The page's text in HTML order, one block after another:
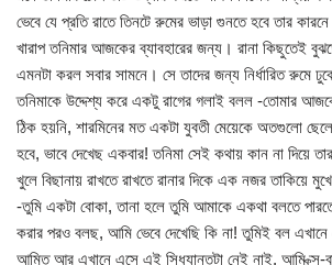
ভেবে যে প্রতি রাতে তিনটে রুমের ভাড়া গুনতে হবে তার
খারাপ তনিমার আজকের ব্যাবহারের জন্য। রানা কিছুতেই
এমনটা করল সবার সামনে। সে তাদের জন্য নির্ধারিত রুমে
তনিমাকে উদ্দেশ্য করে একটু রাগের গলাই বলল -তোমার
ঠিক হয়নি, শারমিনের মত একটা যুবতী মেয়েকে অতগুলো
হবে, ভাবে দেখেছ একবার! তনিমা সেই কথায় কান না দিয়ে
খুলে বিছানায় রাখতে রাখতে রানার দিকে এক নজর তাকিয়ে
-তুমি একটা বোকা, তানা হলে তুমি আমাকে একথা বলতে
করার পরও বলছ, আমি ভেবে দেখেছি কি না! তুমিই বল এখানে
আমিত আর এখানে এসে এই সিধ্যান্তটা নেই নাই, আমি ক্স-